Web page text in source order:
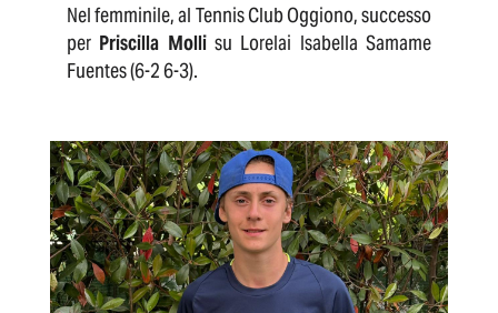
Nel femminile, al Tennis Club Oggiono, successo
per Priscilla Mollisu Lorelai Isabella Samame
Fuentes (6-2 6-3).